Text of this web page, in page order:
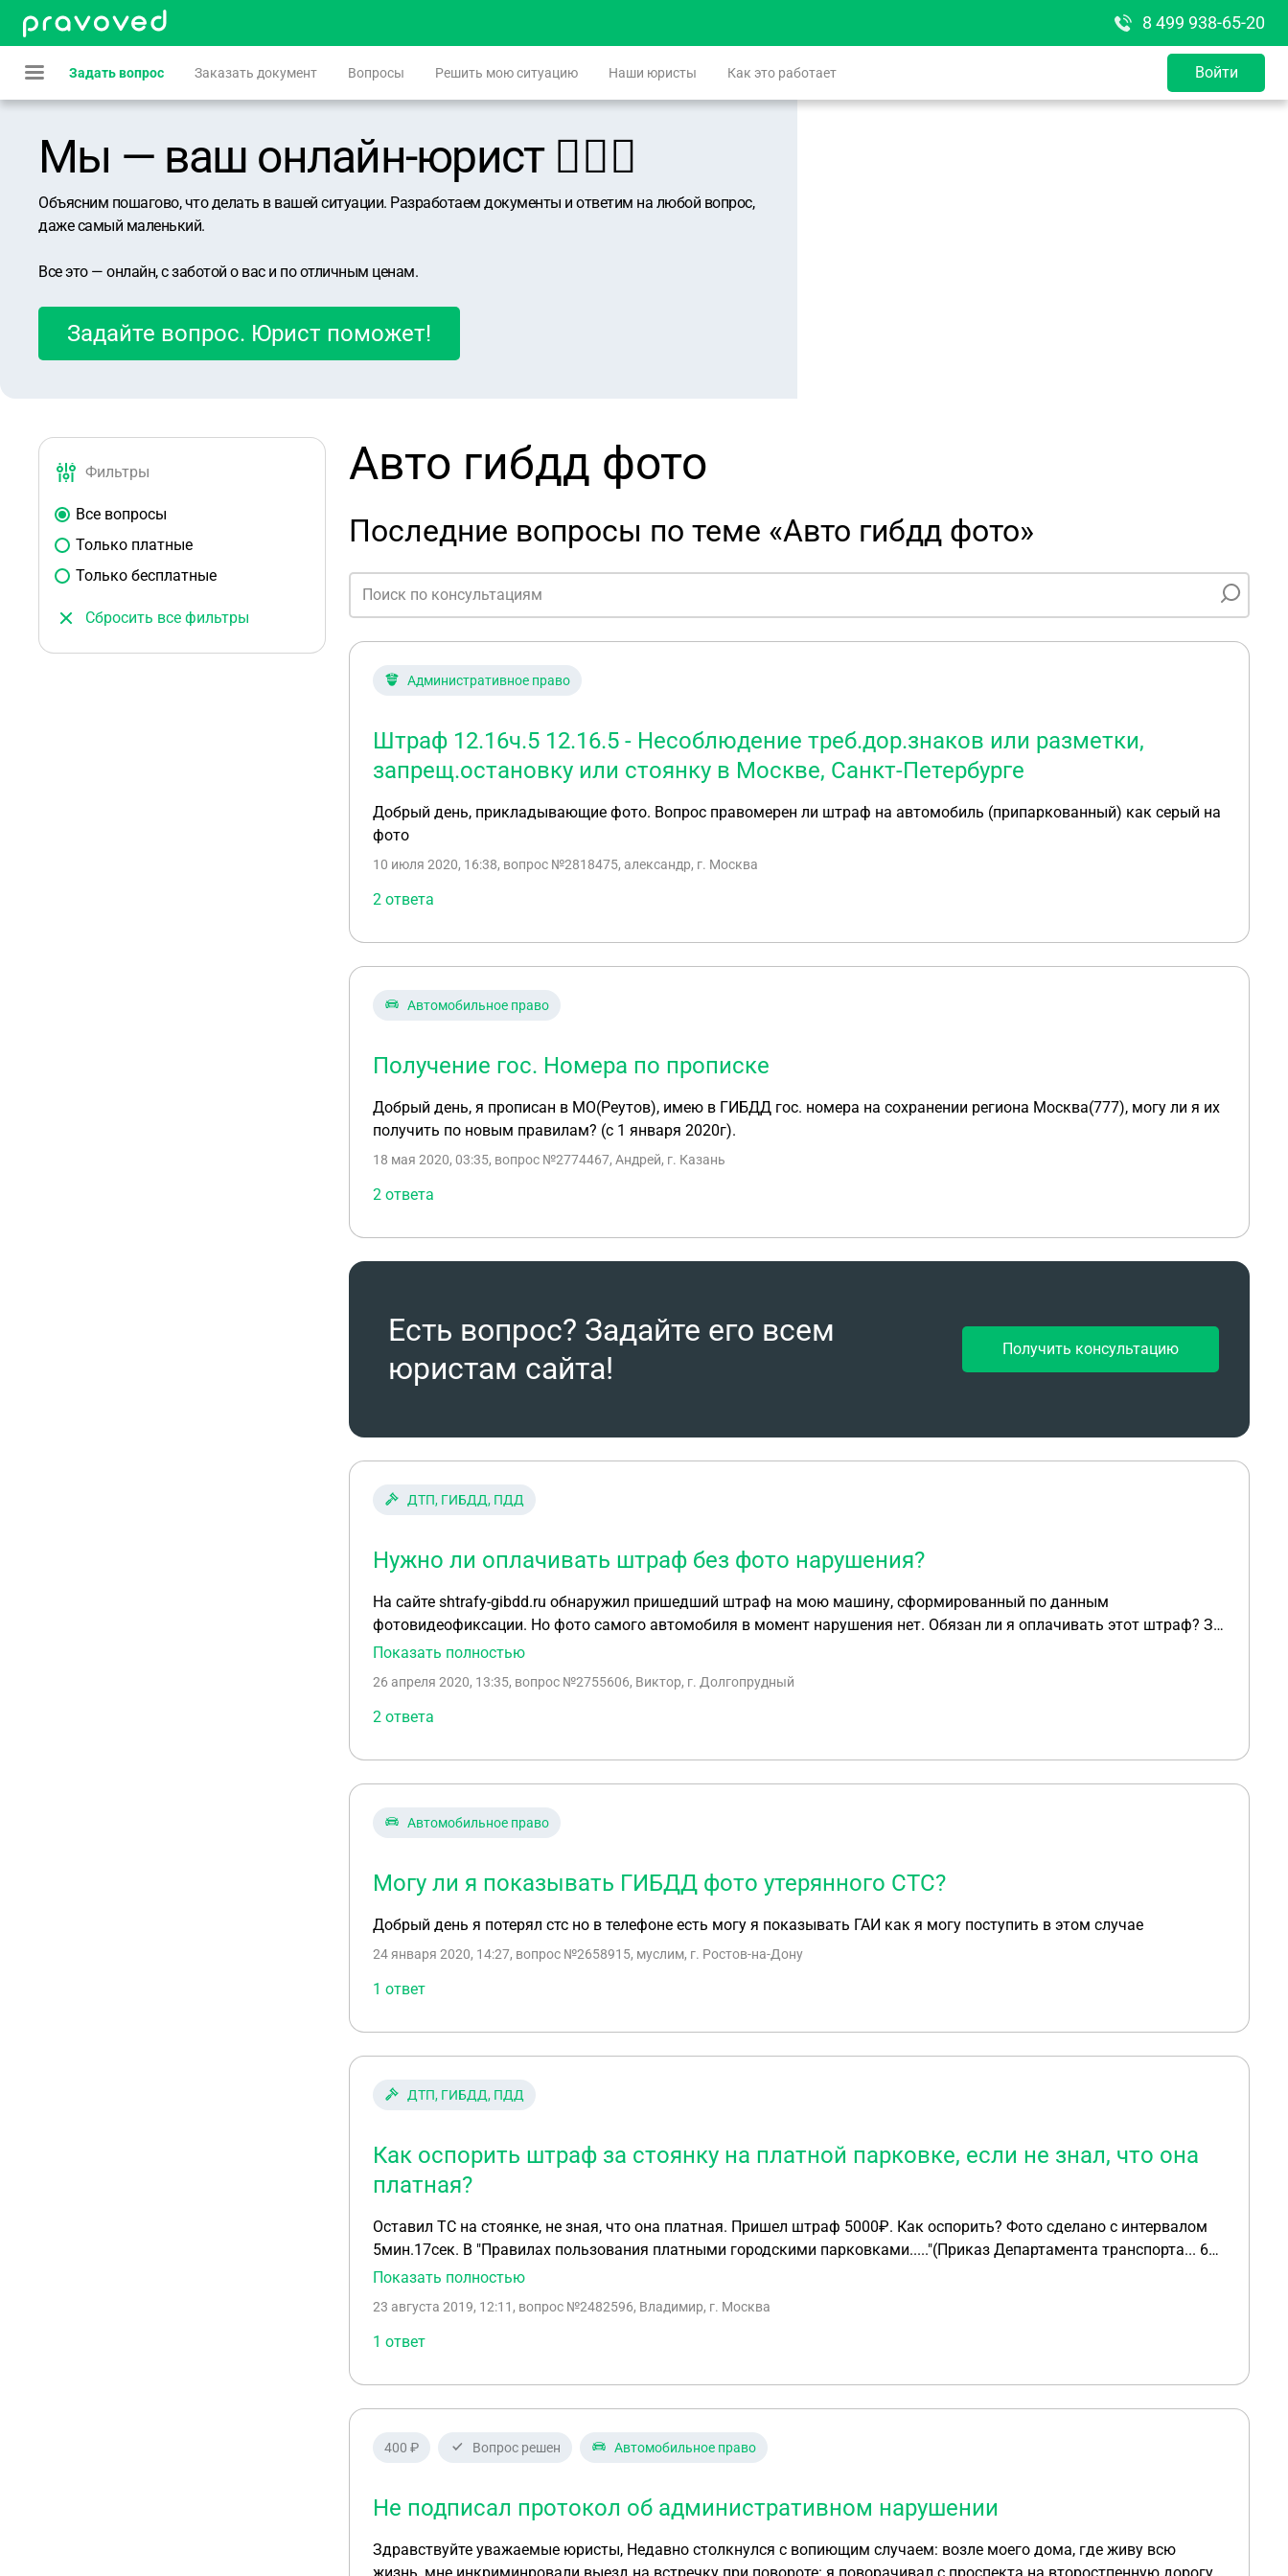
8 499 938-65-20
Задать вопрос Заказать документ Вопросы Решить мою ситуацию Наши юристы Как это работает Войти
Мы — ваш онлайн-юрист 👨🏻‍⚖️
Объясним пошагово, что делать в вашей ситуации. Разработаем документы и ответим на любой вопрос,
даже самый маленький.
Все это — онлайн, с заботой о вас и по отличным ценам.
Задайте вопрос. Юрист поможет!
Фильтры
Все вопросы
Только платные
Только бесплатные
Сбросить все фильтры
Авто гибдд фото
Последние вопросы по теме «Авто гибдд фото»
Административное право
Штраф 12.16ч.5 12.16.5 - Несоблюдение треб.дор.знаков или разметки,
запрещ.остановку или стоянку в Москве, Санкт-Петербурге
Добрый день, прикладывающие фото. Вопрос правомерен ли штраф на автомобиль (припаркованный) как серый на
фото
10 июля 2020, 16:38, вопрос №2818475, александр, г. Москва
2 ответа
Автомобильное право
Получение гос. Номера по прописке
Добрый день, я прописан в МО(Реутов), имею в ГИБДД гос. номера на сохранении региона Москва(777), могу ли я их
получить по новым правилам? (с 1 января 2020г).
18 мая 2020, 03:35, вопрос №2774467, Андрей, г. Казань
2 ответа
Есть вопрос? Задайте его всем
юристам сайта!
Получить консультацию
ДТП, ГИБДД, ПДД
Нужно ли оплачивать штраф без фото нарушения?
На сайте shtrafy-gibdd.ru обнаружил пришедший штраф на мою машину, сформированный по данным
фотовидеофиксации. Но фото самого автомобиля в момент нарушения нет. Обязан ли я оплачивать этот штраф? За
рулем в тот день и время точно был я.
Показать полностью
26 апреля 2020, 13:35, вопрос №2755606, Виктор, г. Долгопрудный
2 ответа
Автомобильное право
Могу ли я показывать ГИБДД фото утерянного СТС?
Добрый день я потерял стс но в телефоне есть могу я показывать ГАИ как я могу поступить в этом случае
24 января 2020, 14:27, вопрос №2658915, муслим, г. Ростов-на-Дону
1 ответ
ДТП, ГИБДД, ПДД
Как оспорить штраф за стоянку на платной парковке, если не знал, что она
платная?
Оставил ТС на стоянке, не зная, что она платная. Пришел штраф 5000₽. Как оспорить? Фото сделано с интервалом
5мин.17сек. В "Правилах пользования платными городскими парковками....."(Приказ Департамента транспорта... 61-
02-343/9 от 01.08.2019г.) в п.2.4 сказано, что пользователь обязан в течение 5' с момента въезда на парковочное
тарификация с интервалом 15'.
Показать полностью
23 августа 2019, 12:11 , вопрос №2482596, Владимир, г. Москва
1 ответ
400 ₽ Вопрос решен Автомобильное право
Не подписал протокол об административном нарушении
Здравствуйте уважаемые юристы, Недавно столкнулся с вопиющим случаем: возле моего дома, где живу всю